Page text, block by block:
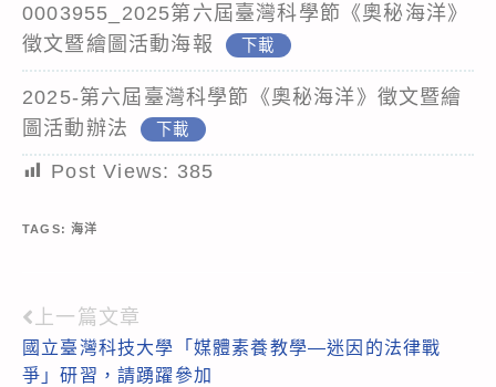
0003955_2025第六屆臺灣科學節《奧秘海洋》
徵文暨繪圖活動海報
下載
2025-第六屆臺灣科學節《奧秘海洋》徵文暨繪
圖活動辦法
下載
Post Views: 385
TAGS:海洋
Read
more
上一篇文章
國立臺灣科技大學「媒體素養教學—迷因的法律戰
爭」研習，請踴躍參加